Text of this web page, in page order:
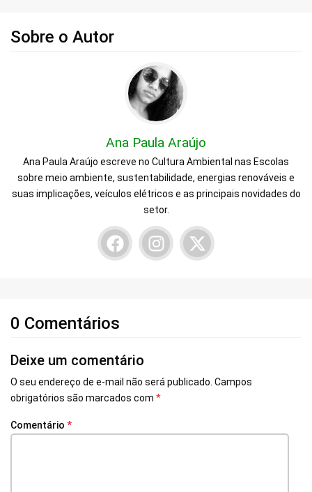
Sobre o Autor
Ana Paula Araújo
Ana Paula Araújo escreve no Cultura Ambiental nas Escolas
sobre meio ambiente, sustentabilidade, energias renováveis e
suas implicações, veículos elétricos e as principais novidades do
setor.
0 Comentários
Deixe um comentário
O seu endereço de e-mail não será publicado. Campos
obrigatórios são marcados com *
Comentário *